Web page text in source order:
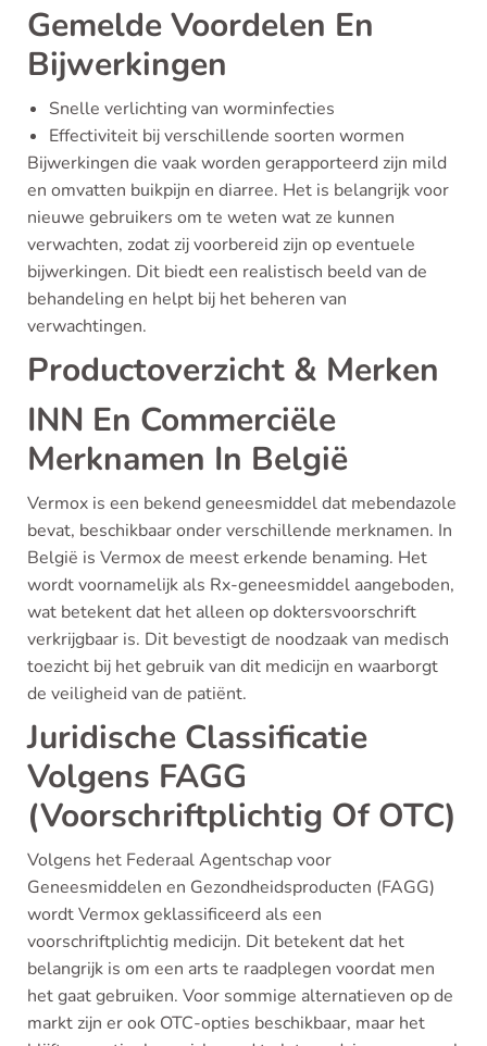
Gemelde Voordelen En
Bijwerkingen
Snelle verlichting van worminfecties
Effectiviteit bij verschillende soorten wormen
Bijwerkingen die vaak worden gerapporteerd zijn mild
en omvatten buikpijn en diarree. Het is belangrijk voor
nieuwe gebruikers om te weten wat ze kunnen
verwachten, zodat zij voorbereid zijn op eventuele
bijwerkingen. Dit biedt een realistisch beeld van de
behandeling en helpt bij het beheren van
verwachtingen.
Productoverzicht & Merken
INN En Commerciële
Merknamen In België
Vermox is een bekend geneesmiddel dat mebendazole
bevat, beschikbaar onder verschillende merknamen. In
België is Vermox de meest erkende benaming. Het
wordt voornamelijk als Rx-geneesmiddel aangeboden,
wat betekent dat het alleen op doktersvoorschrift
verkrijgbaar is. Dit bevestigt de noodzaak van medisch
toezicht bij het gebruik van dit medicijn en waarborgt
de veiligheid van de patiënt.
Juridische Classificatie
Volgens FAGG
(Voorschriftplichtig Of OTC)
Volgens het Federaal Agentschap voor
Geneesmiddelen en Gezondheidsproducten (FAGG)
wordt Vermox geklassificeerd als een
voorschriftplichtig medicijn. Dit betekent dat het
belangrijk is om een arts te raadplegen voordat men
het gaat gebruiken. Voor sommige alternatieven op de
markt zijn er ook OTC-opties beschikbaar, maar het